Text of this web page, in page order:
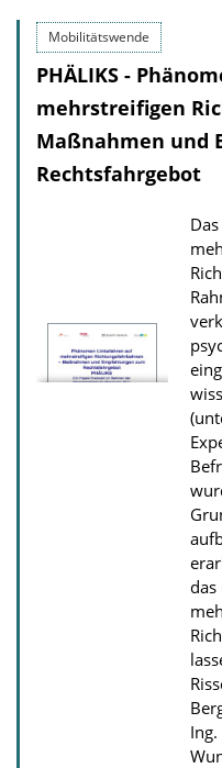
c
a
t
i
n
D
o
w
n
l
o
a
d
s
Mobilitätswende
PHÄLIKS -
mehrstreifigen
Maßnahmen und
Rechtsfahrgebot
das